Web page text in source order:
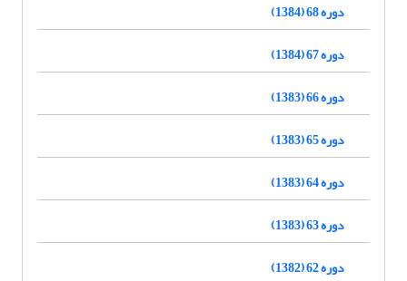
دوره 68 (1384)
دوره 67 (1384)
دوره 66 (1383)
دوره 65 (1383)
دوره 64 (1383)
دوره 63 (1383)
دوره 62 (1382)